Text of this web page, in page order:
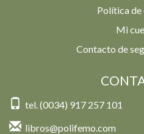
Política de
Mi
Contacto de
tel. (0034) 917 257 101
libros@polifemo.com